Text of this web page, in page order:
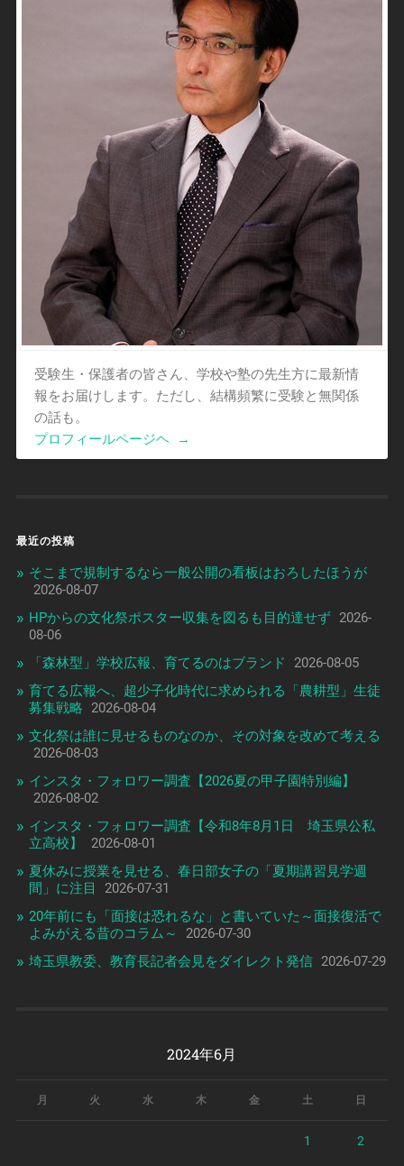
受験生・保護者の皆さん、学校や塾の先生方に最新情
報をお届けします。ただし、結構頻繁に受験と無関係
の話も。
プロフィールページヘ
→
最近の投稿
そこまで規制するなら一般公開の看板はおろしたほうが
2026-08-07
HPからの文化祭ポスター収集を図るも目的達せず 2026-
08-06
「森林型」学校広報、育てるのはブランド
2026-08-05
育てる広報へ、超少子化時代に求められる「農耕型」生徒
募集戦略
2026-08-04
文化祭は誰に見せるものなのか、その対象を改めて考える
2026-08-03
インスタ・フォロワー調査【2026夏の甲子園特別編】
2026-08-02
インスタ・フォロワー調査【令和8年8月1日 埼玉県公私
立高校】
2026-08-01
夏休みに授業を見せる、春日部女子の「夏期講習見学週
間」に注目
2026-07-31
20年前にも「面接は恐れるな」と書いていた～面接復活で
よみがえる昔のコラム～
2026-07-30
埼玉県教委、教育長記者会見をダイレクト発信 2026-07-29
2024年6月
月 火 水 木 金 土 日
1 2